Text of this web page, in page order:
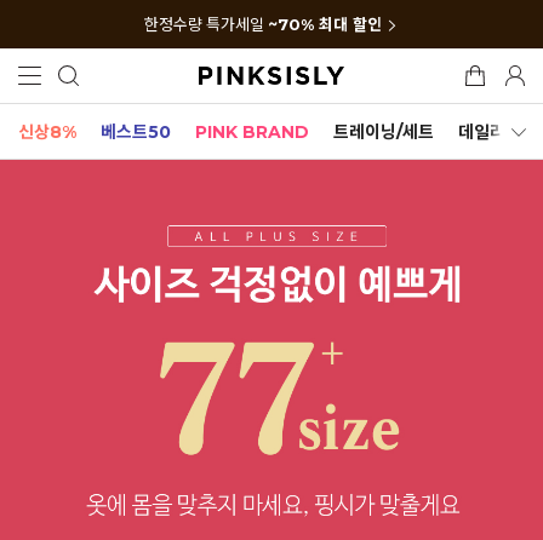
한정수량 특가세일 ~70% 최대 할인
신상8% 베스트50 PINK BRAND 트레이닝/세트 데일리세트